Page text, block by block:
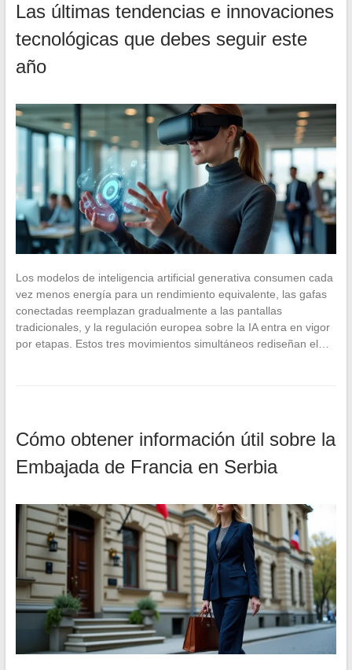
Las últimas tendencias e innovaciones
tecnológicas que debes seguir este
año
Los modelos de inteligencia artificial generativa consumen cada
vez menos energía para un rendimiento equivalente, las gafas
conectadas reemplazan gradualmente a las pantallas
tradicionales, y la regulación europea sobre la IA entra en vigor
por etapas. Estos tres movimientos simultáneos rediseñan el…
Cómo obtener información útil sobre la
Embajada de Francia en Serbia